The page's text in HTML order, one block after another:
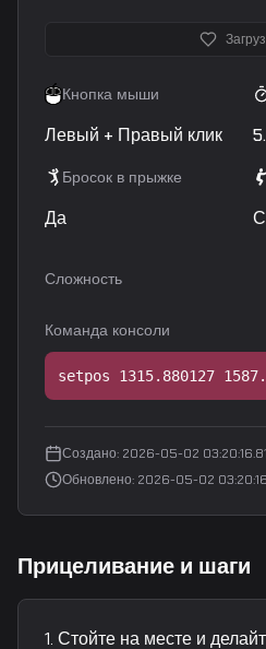
Кнопка мыши
Левый + Правый клик
Бросок в прыжке
Да
Сложность
Команда консоли
Создано: 2026-05-02
Обновлено: 2026-05-02
Прицеливание и шаги
Стойте на месте и